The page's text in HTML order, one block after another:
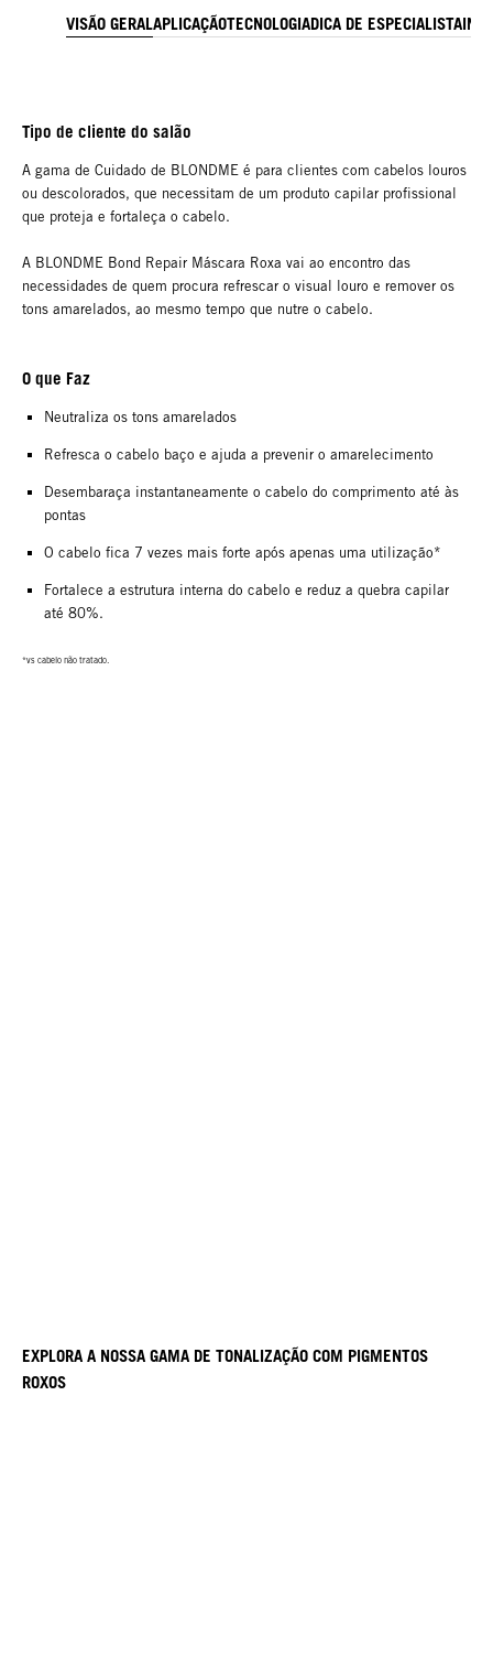
VISÃO GERALAPLICAÇÃOTECNOLOGIADICA DE ESPECIALISTA
Tipo de cliente do salão
A gama de Cuidado de BLONDME é para clientes com cabelos louros
ou descolorados, que necessitam de um produto capilar profissional
que proteja e fortaleça o cabelo.
A BLONDME Bond Repair Máscara Roxa vai ao encontro das
necessidades de quem procura refrescar o visual louro e remover os
tons amarelados, ao mesmo tempo que nutre o cabelo.
O que Faz
Neutraliza os tons amarelados
Refresca o cabelo baço e ajuda a prevenir o amarelecimento
Desembaraça instantaneamente o cabelo do comprimento até às
pontas
O cabelo fica 7 vezes mais forte após apenas uma utilização*
Fortalece a estrutura interna do cabelo e reduz a quebra capilar
até 80%.
*vs cabelo não tratado.
EXPLORA A NOSSA GAMA DE TONALIZAÇÃO COM PIGMENTOS
ROXOS